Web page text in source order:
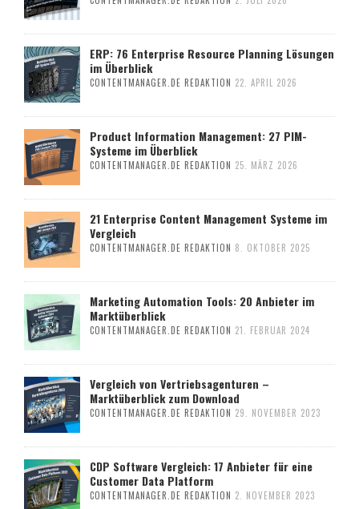
ERP: 76 Enterprise Resource Planning Lösungen
im Überblick
CONTENTMANAGER.DE REDAKTION 22. APRIL 2026
Product Information Management: 27 PIM-
Systeme im Überblick
CONTENTMANAGER.DE REDAKTION 25. MÄRZ 2026
21 Enterprise Content Management Systeme im
Vergleich
CONTENTMANAGER.DE REDAKTION 8. OKTOBER 2025
Marketing Automation Tools: 20 Anbieter im
Marktüberblick
CONTENTMANAGER.DE REDAKTION 21. FEBRUAR 2024
Vergleich von Vertriebsagenturen –
Marktüberblick zum Download
CONTENTMANAGER.DE REDAKTION 29. NOVEMBER 2023
CDP Software Vergleich: 17 Anbieter für eine
Customer Data Platform
CONTENTMANAGER.DE REDAKTION 2. NOVEMBER 2023